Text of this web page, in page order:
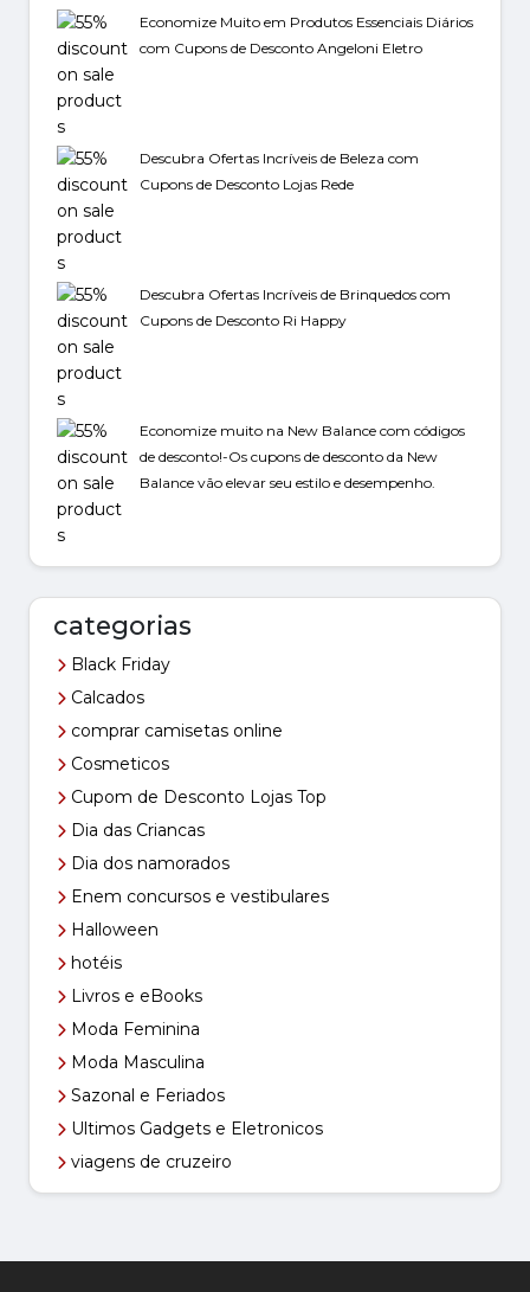
Economize Muito em Produtos Essenciais Diários
com Cupons de Desconto Angeloni Eletro
Descubra Ofertas Incríveis de Beleza com
Cupons de Desconto Lojas Rede
Descubra Ofertas Incríveis de Brinquedos com
Cupons de Desconto Ri Happy
Economize muito na New Balance com códigos
de desconto!-Os cupons de desconto da New
Balance vão elevar seu estilo e desempenho.
categorias
Black Friday
Calcados
comprar camisetas online
Cosmeticos
Cupom de Desconto Lojas Top
Dia das Criancas
Dia dos namorados
Enem concursos e vestibulares
Halloween
hotéis
Livros e eBooks
Moda Feminina
Moda Masculina
Sazonal e Feriados
Ultimos Gadgets e Eletronicos
viagens de cruzeiro